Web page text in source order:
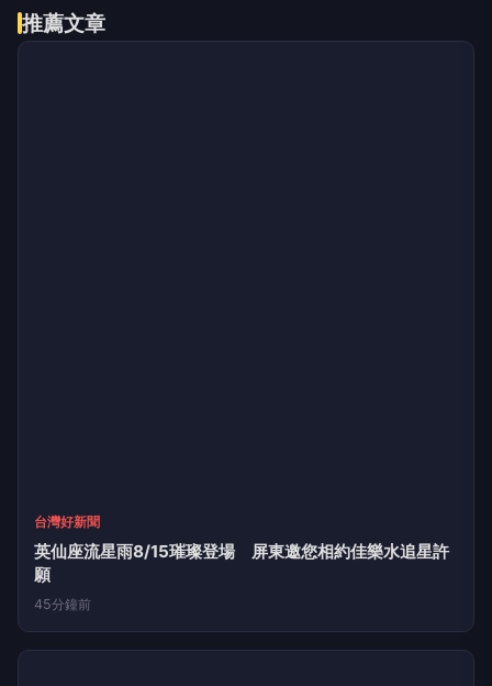
推薦文章
台灣好新聞
英仙座流星雨8/15璀璨登場 屏東邀您相約佳樂水追星許
願
45分鐘前